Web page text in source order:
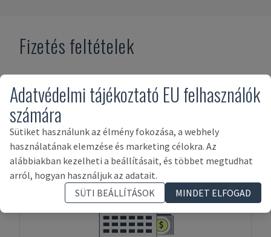
Fizetés feltételek
ELŐRE FIZETÉS
Adatvédelmi tájékoztató EU felhasználók
számára
Sütiket használunk az élmény fokozása, a webhely
használatának elemzése és marketing célokra. Az
alábbiakban kezelheti a beállításait, és többet megtudhat
arról, hogyan használjuk az adatait.
SÜTI BEÁLLÍTÁSOK
MINDET ELFOGAD